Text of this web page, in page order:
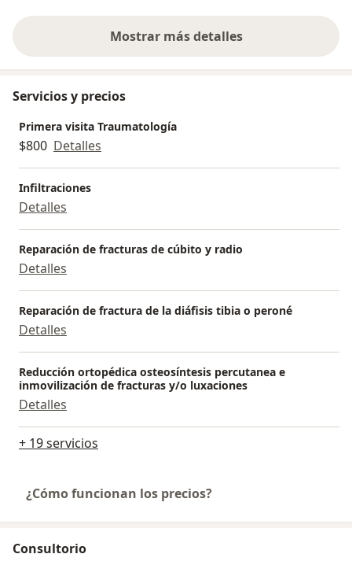
Mostrar más detalles
sobre la experiencia
Servicios y precios
Primera visita Traumatología
$800 Detalles
Infiltraciones
Detalles
Reparación de fracturas de cúbito y radio
Detalles
Reparación de fractura de la diáfisis tibia o peroné
Detalles
Reducción ortopédica osteosíntesis percutanea e
inmovilización de fracturas y/o luxaciones
Detalles
+ 19 servicios
¿Cómo funcionan los precios?
Consultorio